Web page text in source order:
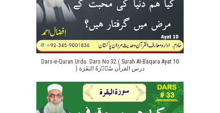
Dars-e-Quran Urdu. Dars No 32 ( Surah Al-Baqara Ayat 10
) درس القرآن سُوۡرَةُ البَقَرَة